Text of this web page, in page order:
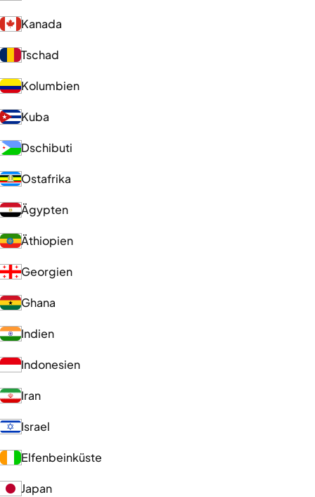
Kanada
Tschad
Kolumbien
Kuba
Dschibuti
Ostafrika
Ägypten
Äthiopien
Georgien
Ghana
Indien
Indonesien
Iran
Israel
Elfenbeinküste
Japan